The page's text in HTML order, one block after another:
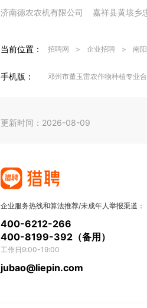
济南德农农机有限公司 嘉祥县黄垓乡
当前位置： 招聘网 > 企业招聘 > 南
手机版： 邓州市董玉雷农作物种植专业
更新时间：2026-08-09